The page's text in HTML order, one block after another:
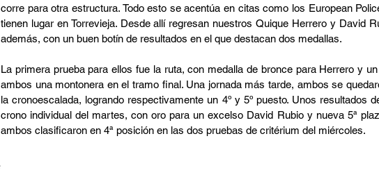
corre para otra estructura. Todo esto se acentúa en citas como los European
tienen lugar en Torrevieja. Desde allí regresan nuestros Quique Herrero y David
además, con un buen botín de resultados en el que destacan dos medallas.
La primera prueba para ellos fue la ruta, con medalla de bronce para Herrero y
ambos una montonera en el tramo final. Una jornada más tarde, ambos se
la cronoescalada, logrando respectivamente un 4º y 5º puesto. Unos resultados
crono individual del martes, con oro para un excelso David Rubio y nueva 5ª
ambos clasificaron en 4ª posición en las dos pruebas de critérium del miércoles.